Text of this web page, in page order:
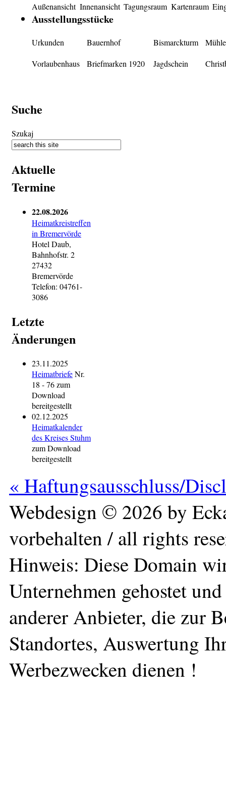
Außenansicht Innenansicht Tagungsraum Kartenraum
Ausstellungsstücke
Urkunden Bauernhof Bismarckturm
Mühle
Vorlaubenhaus
Briefmarken 1920 Jagdschein
Suche
Szukaj
Aktuelle
Termine
22.08.2026
Heimatkreistreffen
in Bremervörde
Hotel Daub,
Bahnhofstr. 2
27432
Bremervörde
Telefon: 04761-
3086
Letzte
Änderungen
23.11.2025
HeimatbriefeNr.
18 - 76 zum
Download
bereitgestellt
02.12.2025
Heimatkalender
des Kreises Stuhm
zum Download
bereitgestellt
« Haftungsausschluss/
Webdesign © 2026 by
vorbehalten / all rights
Hinweis: Diese Domain
Unternehmen gehostet
anderer Anbieter, die zur
Standortes, Auswertung
Werbezwecken dienen !